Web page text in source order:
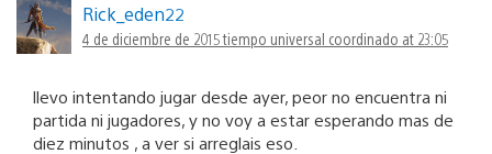
Rick_eden22
4 de diciembre de 2015 tiempo universal coordinado at 23:05
llevo intentando jugar desde ayer, peor no encuentra ni
partida ni jugadores, y no voy a estar esperando mas de
diez minutos , a ver si arreglais eso.